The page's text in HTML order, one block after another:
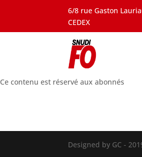
6/8 rue Gaston
CEDEX
Ce contenu est réservé aux abonnés
Designed by GC -